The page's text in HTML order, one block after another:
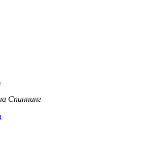
Спиннинг